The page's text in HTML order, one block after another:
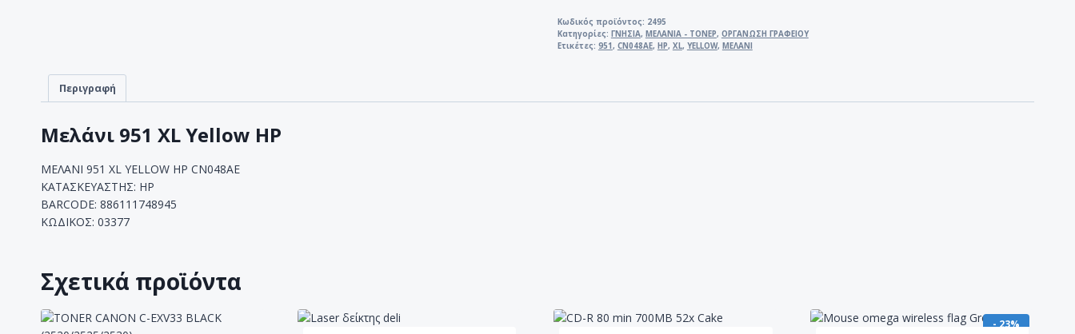
YELLOW
HP
Κωδικός προϊόντος: 2495
Κατηγορίες: ΓΝΗΣΙΑ, ΜΕΛΑΝΙΑ - ΤΟΝΕΡ, ΟΡΓΑΝΩΣΗ ΓΡΑΦΕΙΟΥ
Ετικέτες: 951 , CN048AE, HP, XL, YELLOW, ΜΕΛΑΝΙ
Περιγραφή
Μελάνι 951 XL Yellow HP
ΜΕΛΑΝΙ 951 XL YELLOW HP CN048AE
ΚΑΤΑΣΚΕΥΑΣΤΗΣ: HP
BARCODE: 886111748945
ΚΩΔΙΚΟΣ: 03377
Σχετικά προϊόντα
- 23%